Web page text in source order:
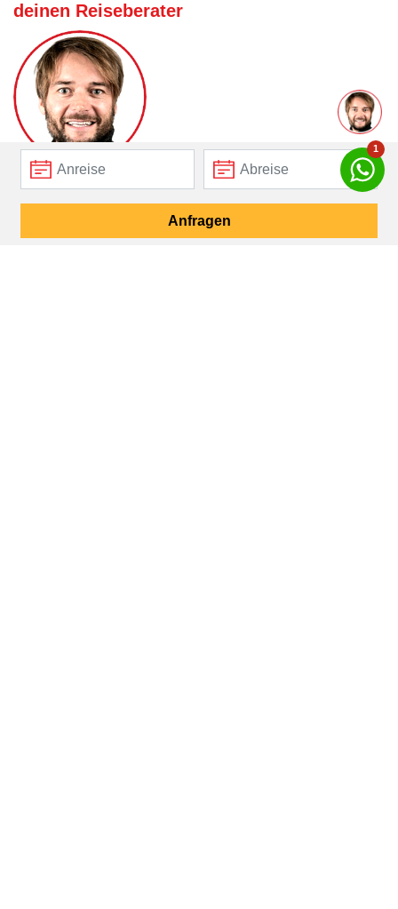
Anfragen
deinen Reiseberater
Ich kenne Tirol & Südtirol und die Unterkünfte persönlich.
Gerne unterstütze ich Sie dabei den passenden
Traumurlaub für Sie zu finden.
1